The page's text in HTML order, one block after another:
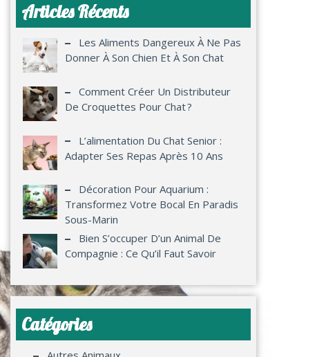
Articles Récents
Les Aliments Dangereux À Ne Pas
Donner À Son Chien Et À Son Chat
Comment Créer Un Distributeur
De Croquettes Pour Chat ?
L’alimentation Du Chat Senior :
Adapter Ses Repas Après 10 Ans
Décoration Pour Aquarium :
Transformez Votre Bocal En Paradis
Sous-Marin
Bien S’occuper D’un Animal De
Compagnie : Ce Qu’il Faut Savoir
Catégories